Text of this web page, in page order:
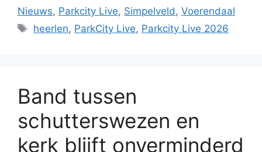
Nieuws, Parkcity Live, Simpelveld , Voerendaal
Tags
heerlen, ParkCity Live, Parkcity Live 2026
Band tussen
schutterswezen en
kerk blijft onverminderd